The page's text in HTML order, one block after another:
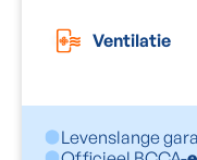
Ventilatie
Levenslange